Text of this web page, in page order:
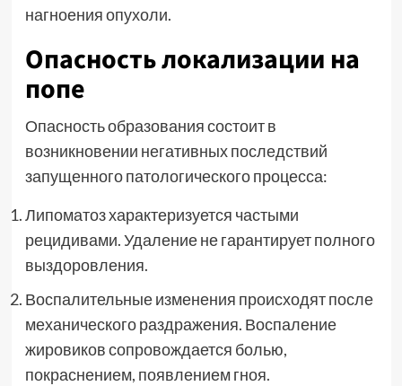
нагноения опухоли.
Опасность локализации на
попе
Опасность образования состоит в
возникновении негативных последствий
запущенного патологического процесса:
Липоматоз характеризуется частыми
рецидивами. Удаление не гарантирует полного
выздоровления.
Воспалительные изменения происходят после
механического раздражения. Воспаление
жировиков сопровождается болью,
покраснением, появлением гноя.